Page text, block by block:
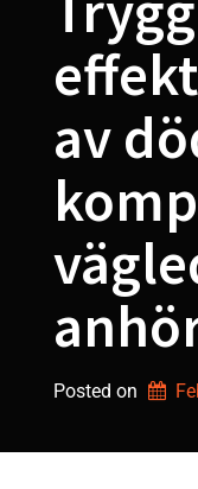
av
Posted on